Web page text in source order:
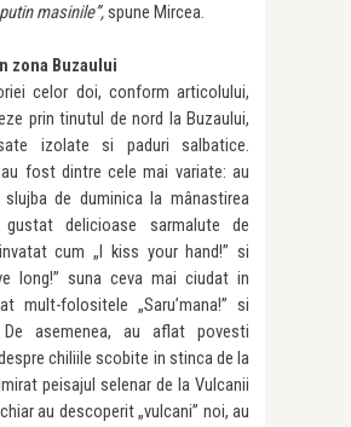
masinile”,spune Mircea.
zona Buzaului
celor doi, conform articolului,
prin tinutul de nord la Buzaului,
izolate si paduri salbatice.
au fost dintre cele mai variate: au
de duminica la mânastirea
delicioase sarmalute de
cum „I kiss your hand!” si
long!” suna ceva mai ciudat in
mult-folositele „Saru’mana!” si
De asemenea, au aflat povesti
chiliile scobite in stinca de la
peisajul selenar de la Vulcanii
au descoperit „vulcani” noi, au